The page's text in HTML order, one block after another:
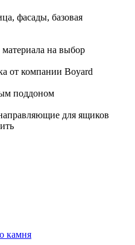
фасады, базовая
на выбор
от компании Boyard
поддоном
для ящиков
камня